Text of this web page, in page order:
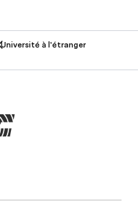
Université à l'étranger